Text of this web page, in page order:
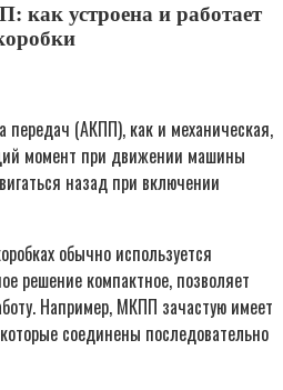
как устроена и работает
передач (АКПП), как и механическая,
момент при движении машины
назад при включении
обычно используется
решение компактное, позволяет
Например, МКПП зачастую имеет
соединены последовательно